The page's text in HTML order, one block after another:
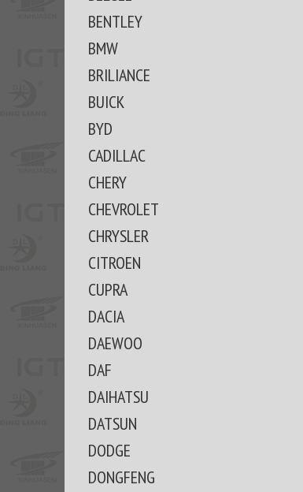
BENTLEY
BMW
BRILIANCE
BUICK
BYD
CADILLAC
CHERY
CHEVROLET
CHRYSLER
CITROEN
CUPRA
DACIA
DAEWOO
DAF
DAIHATSU
DATSUN
DODGE
DONGFENG